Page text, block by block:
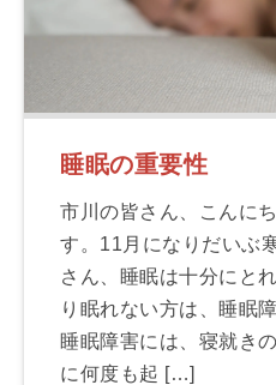
睡眠の重要性
市川の皆さん、こんに
す。11月になりだいぶ
さん、睡眠は十分にと
り眠れない方は、睡眠
睡眠障害には、寝就き
に何度も起 […]